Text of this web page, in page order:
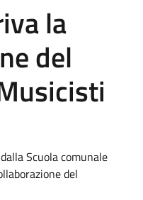
la
del
Scuola comunale
del